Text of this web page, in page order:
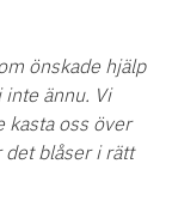
önskade hjälp
inte ännu. Vi
kasta oss över
det blåser i rätt